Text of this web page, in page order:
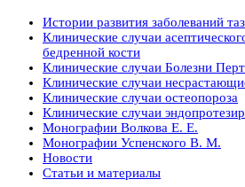
Истории развития заболеваний
Клинические случаи
бедренной кости
Клинические случаи Болезни
Клинические случаи
Клинические случаи остеопороза
Клинические случаи
Монографии Волкова Е. Е.
Монографии Успенского В. М.
Новости
Статьи и материалы